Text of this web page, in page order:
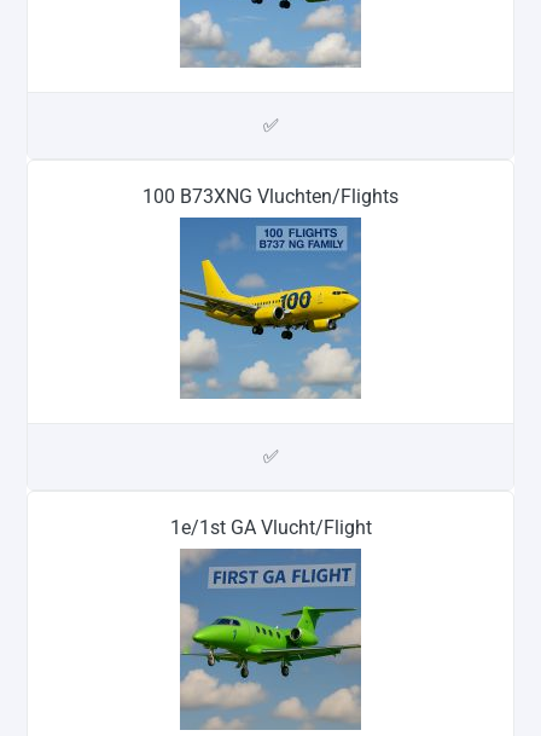
✅
100 B73XNG Vluchten/Flights
✅
1e/1st GA Vlucht/Flight